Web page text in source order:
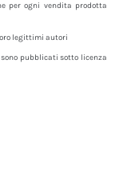
per ogni vendita prodotta
legittimi autori
pubblicati sotto licenza